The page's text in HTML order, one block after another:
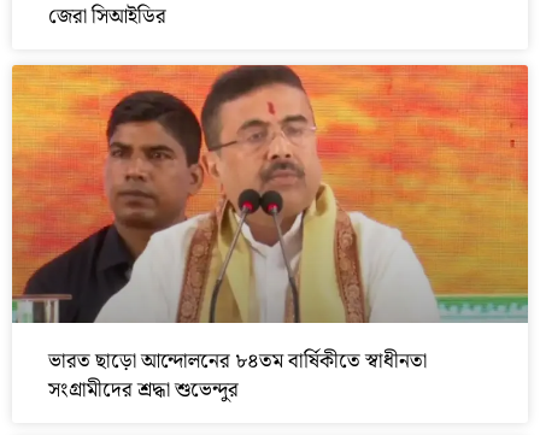
জেরা সিআইডির
ভারত ছাড়ো আন্দোলনের ৮৪তম বার্ষিকীতে স্বাধীনতা
সংগ্রামীদের শ্রদ্ধা শুভেন্দুর